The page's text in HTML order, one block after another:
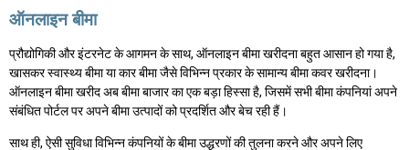
ऑनलाइन बीमा
प्रौद्योगिकी और इंटरनेट के आगमन के साथ, ऑनलाइन बीमा खरीदना बहुत आसान हो गया है,
खासकर स्वास्थ्य बीमा या कार बीमा जैसे विभिन्न प्रकार के सामान्य बीमा कवर खरीदना।
ऑनलाइन बीमा खरीद अब बीमा बाजार का एक बड़ा हिस्सा है, जिसमें सभी बीमा कंपनियां अपने
संबंधित पोर्टल पर अपने बीमा उत्पादों को प्रदर्शित और बेच रही हैं।
साथ ही, ऐसी सुविधा विभिन्न कंपनियों के बीमा उद्धरणों की तुलना करने और अपने लिए